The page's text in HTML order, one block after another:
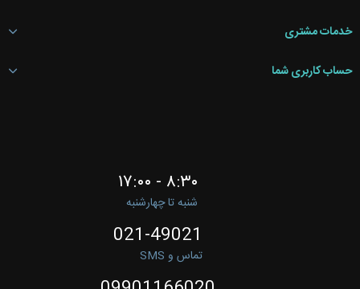
خدمات مشتری
حساب کاربری شما
۸:۳۰ - ۱۷:۰۰
شنبه تا چهارشنبه
021-49021
تماس و SMS